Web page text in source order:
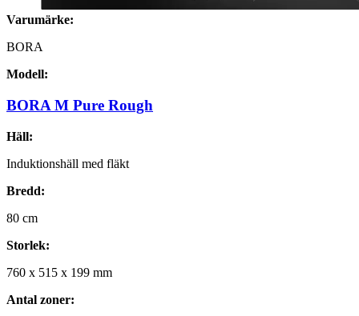
Varumärke:
BORA
Modell:
BORA M Pure Rough
Häll:
Induktionshäll med fläkt
Bredd:
80 cm
Storlek:
760 x 515 x 199 mm
Antal zoner: